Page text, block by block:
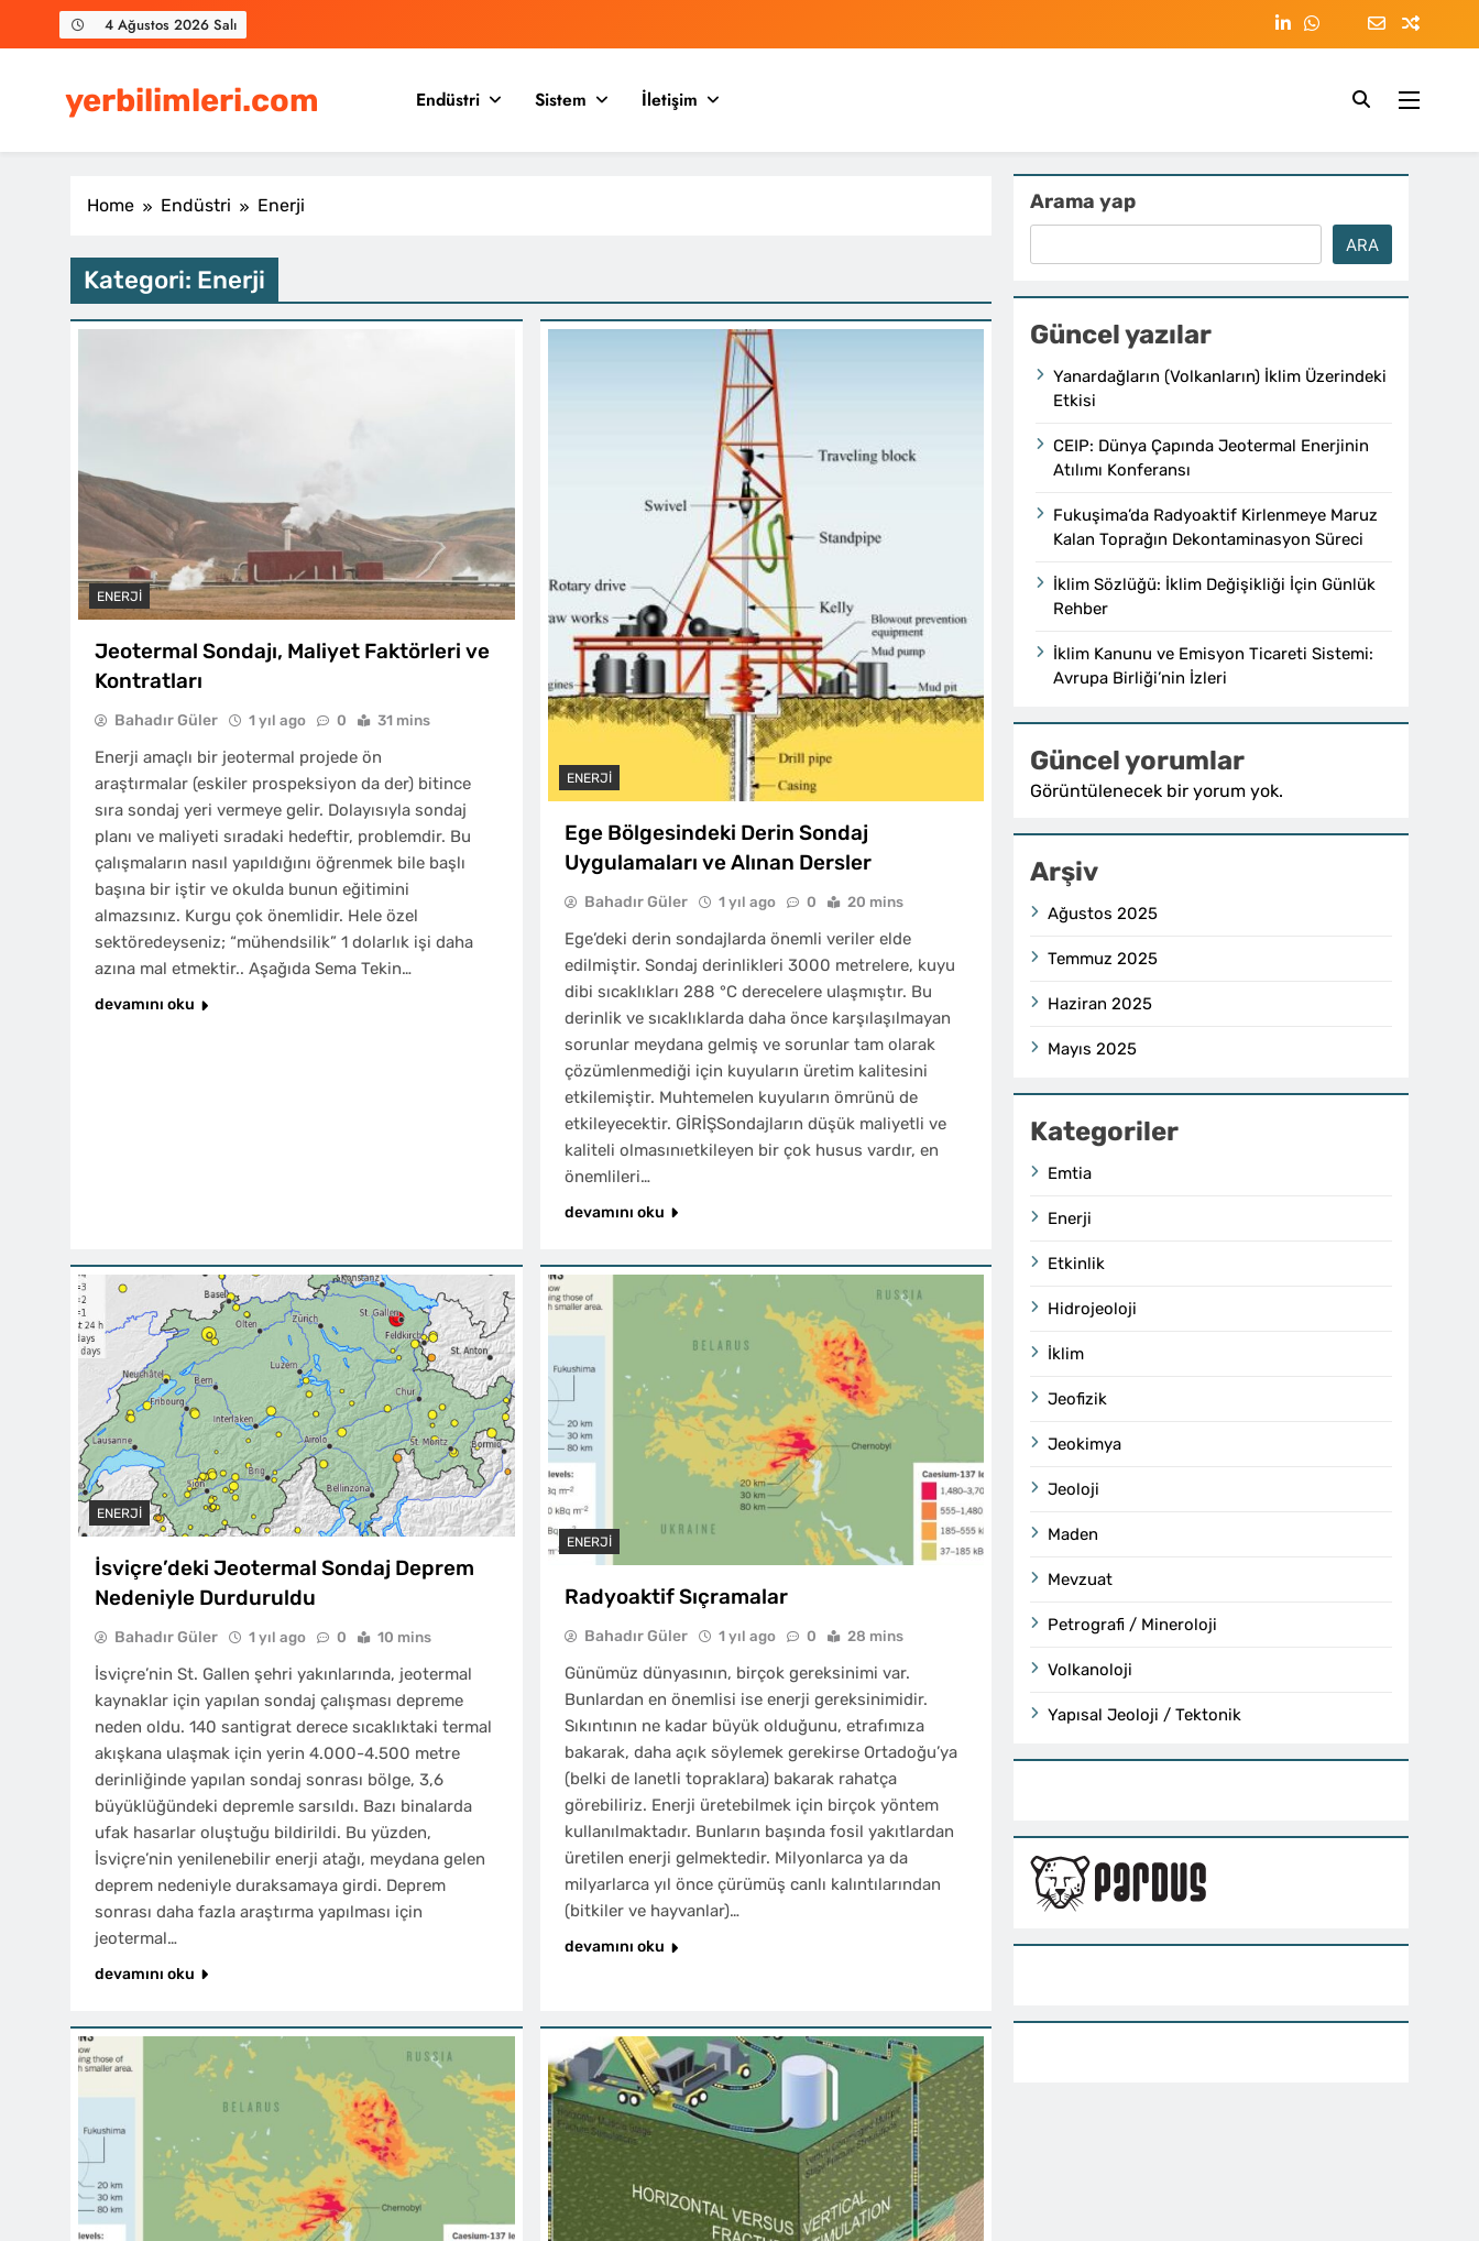
4 Ağustos 2026 Salı
yerbilimleri.com Endüstri Sistem İletişim
Home Endüstri Enerji
Kategori: Enerji
ENERJI
Jeotermal Sondajı, Maliyet Faktörleri ve
Kontratları
Bahadır Güler 1 yıl ago 0 31 mins
Enerji amaçlı bir jeotermal projede ön
araştırmalar (eskiler prospeksiyon da der) bitince
sıra sondaj yeri vermeye gelir. Dolayısıyla sondaj
planı ve maliyeti sıradaki hedeftir, problemdir. Bu
çalışmaların nasıl yapıldığını öğrenmek bile başlı
başına bir iştir ve okulda bunun eğitimini
almazsınız. Kurgu çok önemlidir. Hele özel
sektöredeyseniz; “mühendsilik” 1 dolarlık işi daha
azına mal etmektir.. Aşağıda Sema Tekin…
devamını oku
ENERJI
Ege Bölgesindeki Derin Sondaj
Uygulamaları ve Alınan Dersler
Bahadır Güler 1 yıl ago 0 20 mins
Ege’deki derin sondajlarda önemli veriler elde
edilmiştir. Sondaj derinlikleri 3000 metrelere, kuyu
dibi sıcaklıkları 288 °C derecelere ulaşmıştır. Bu
derinlik ve sıcaklıklarda daha önce karşılaşılmayan
sorunlar meydana gelmiş ve sorunlar tam olarak
çözümlenmediği için kuyuların üretim kalitesini
etkilemiştir. Muhtemelen kuyuların ömrünü de
etkileyecektir. GİRİŞSondajların düşük maliyetli ve
kaliteli olmasınıetkileyen bir çok husus vardır, en
önemlileri…
devamını oku
ENERJI
İsviçre’deki Jeotermal Sondaj Deprem
Nedeniyle Durduruldu
Bahadır Güler 1 yıl ago 0 10 mins
İsviçre’nin St. Gallen şehri yakınlarında, jeotermal
kaynaklar için yapılan sondaj çalışması depreme
neden oldu. 140 santigrat derece sıcaklıktaki termal
akışkana ulaşmak için yerin 4.000-4.500 metre
derinliğinde yapılan sondaj sonrası bölge, 3,6
büyüklüğündeki depremle sarsıldı. Bazı binalarda
ufak hasarlar oluştuğu bildirildi. Bu yüzden,
İsviçre’nin yenilenebilir enerji atağı, meydana gelen
deprem nedeniyle duraksamaya girdi. Deprem
sonrası daha fazla araştırma yapılması için
jeotermal…
devamını oku
ENERJI
Radyoaktif Sıçramalar
Bahadır Güler 1 yıl ago 0 28 mins
Günümüz dünyasının, birçok gereksinimi var.
Bunlardan en önemlisi ise enerji gereksinimidir.
Sıkıntının ne kadar büyük olduğunu, etrafımıza
bakarak, daha açık söylemek gerekirse Ortadoğu’ya
(belki de lanetli topraklara) bakarak rahatça
görebiliriz. Enerji üretebilmek için birçok yöntem
kullanılmaktadır. Bunların başında fosil yakıtlardan
üretilen enerji gelmektedir. Milyonlarca ya da
milyarlarca yıl önce çürümüş canlı kalıntılarından
(bitkiler ve hayvanlar)…
devamını oku
Arama yap
ARA
Güncel yazılar
Yanardağların (Volkanların) İklim Üzerindeki
Etkisi
CEIP: Dünya Çapında Jeotermal Enerjinin
Atılımı Konferansı
Fukuşima’da Radyoaktif Kirlenmeye Maruz
Kalan Toprağın Dekontaminasyon Süreci
İklim Sözlüğü: İklim Değişikliği İçin Günlük
Rehber
İklim Kanunu ve Emisyon Ticareti Sistemi:
Avrupa Birliği’nin İzleri
Güncel yorumlar
Görüntülenecek bir yorum yok.
Arşiv
Ağustos 2025
Temmuz 2025
Haziran 2025
Mayıs 2025
Kategoriler
Emtia
Enerji
Etkinlik
Hidrojeoloji
İklim
Jeofizik
Jeokimya
Jeoloji
Maden
Mevzuat
Petrografi / Mineroloji
Volkanoloji
Yapısal Jeoloji / Tektonik